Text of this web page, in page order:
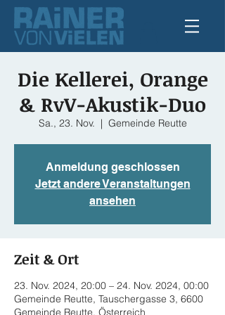
Die Kellerei, Orange
& RvV-Akustik-Duo
Sa., 23. Nov.
  |
Gemeinde Reutte
Anmeldung geschlossen
Jetzt andere Veranstaltungen
ansehen
Zeit & Ort
23. Nov. 2024, 20:00 – 24. Nov. 2024, 00:00
Gemeinde Reutte, Tauschergasse 3, 6600
Gemeinde Reutte, Österreich